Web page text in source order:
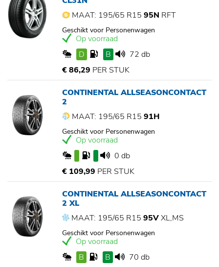
MAAT: 195/65 R15 95N RFT
Geschikt voor Personenwagen
Op voorraad
D
B
72 db
€ 86,29 PER STUK
CONTINENTAL ALLSEASONCONTACT
2
MAAT: 195/65 R15 91H
Geschikt voor Personenwagen
Op voorraad
0 db
€ 109,99 PER STUK
CONTINENTAL ALLSEASONCONTACT
2 XL
MAAT: 195/65 R15 95VXL,MS
Geschikt voor Personenwagen
Op voorraad
B
B
70 db